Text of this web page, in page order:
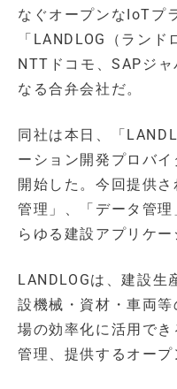
なぐオープンなIoTプ
「LANDLOG（ランド
NTTドコモ、SAPジ
なる合弁会社だ。
同社は本日、「
ーション開発プロバ
開始した。今回提供
管理」、「データ管
らゆる建設アプリケ
LANDLOGは、建設生
設機械・資材・車両
場の効率化に活用で
管理、提供するオープ